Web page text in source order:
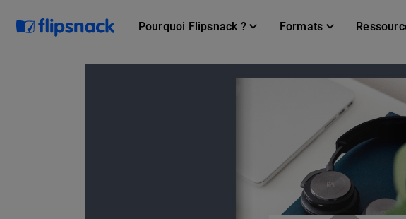
Pourquoi Flipsnack ? Formats